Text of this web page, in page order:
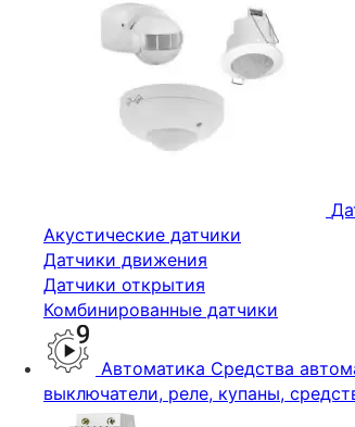
Акустические датчики
Датчики движения
Датчики открытия
Комбинированные датчики
Автоматика Средства
выключатели, реле, купаны,